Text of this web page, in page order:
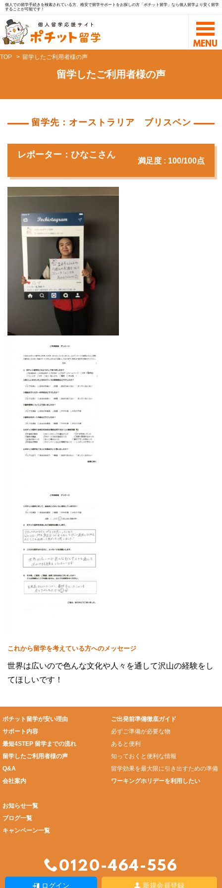
個人での留学手続きを検索されている方、格安で留学サポートをお探しの方「ポチット留学」なら個人留学より安く留学
することが可能です！
TOP 留学したご利用者様の声
留学したご利用者様の声
留学先：オーストラリア ブリスベン
レポーター：ひなこさん
満足度 : 100/100点
これから留学を考えている方へのメッセージ
世界は広いので色んな文化や人々を通して沢山の経験をし
てほしいです！
ポチット留学が安い理由
サポート内容
最短4STEP 留学までの流れ
留学したご利用者様の声
Q&A
会社案内
ご出発前準備徹底ガイド
必ずご準備が必要な物
あると便利
知っておくと便利な情報
留学効果を最大限に引き出すための準備
ワーキングホリデーを利用したい
お知らせ一覧
ブログ一覧
キャンペーン一覧
0120-464-556
ログイン 新規会員登録